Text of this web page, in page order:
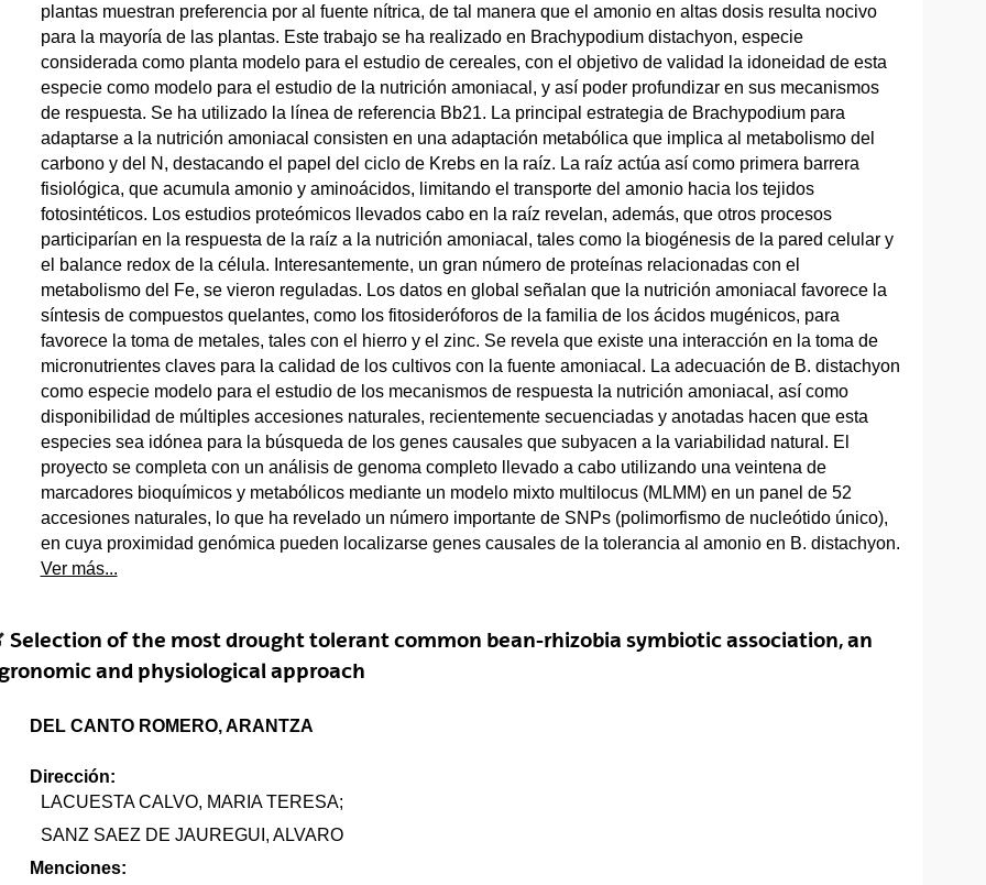
plantas muestran preferencia por al fuente nítrica, de tal manera que el amonio en altas dosis resulta nocivo
para la mayoría de las plantas. Este trabajo se ha realizado en Brachypodium distachyon, especie
considerada como planta modelo para el estudio de cereales, con el objetivo de validad la idoneidad de esta
especie como modelo para el estudio de la nutrición amoniacal, y así poder profundizar en sus mecanismos
de respuesta. Se ha utilizado la línea de referencia Bb21. La principal estrategia de Brachypodium para
adaptarse a la nutrición amoniacal consisten en una adaptación metabólica que implica al metabolismo del
carbono y del N, destacando el papel del ciclo de Krebs en la raíz. La raíz actúa así como primera barrera
fisiológica, que acumula amonio y aminoácidos, limitando el transporte del amonio hacia los tejidos
fotosintéticos. Los estudios proteómicos llevados cabo en la raíz revelan, además, que otros procesos
participarían en la respuesta de la raíz a la nutrición amoniacal, tales como la biogénesis de la pared celular y
el balance redox de la célula. Interesantemente, un gran número de proteínas relacionadas con el
metabolismo del Fe, se vieron reguladas. Los datos en global señalan que la nutrición amoniacal favorece la
síntesis de compuestos quelantes, como los fitosideróforos de la familia de los ácidos mugénicos, para
favorece la toma de metales, tales con el hierro y el zinc. Se revela que existe una interacción en la toma de
micronutrientes claves para la calidad de los cultivos con la fuente amoniacal. La adecuación de B. distachyon
como especie modelo para el estudio de los mecanismos de respuesta la nutrición amoniacal, así como
disponibilidad de múltiples accesiones naturales, recientemente secuenciadas y anotadas hacen que esta
especies sea idónea para la búsqueda de los genes causales que subyacen a la variabilidad natural. El
proyecto se completa con un análisis de genoma completo llevado a cabo utilizando una veintena de
marcadores bioquímicos y metabólicos mediante un modelo mixto multilocus (MLMM) en un panel de 52
accesiones naturales, lo que ha revelado un número importante de SNPs (polimorfismo de nucleótido único),
en cuya proximidad genómica pueden localizarse genes causales de la tolerancia al amonio en B. distachyon.
Ver más...
Selection of the most drought tolerant common bean-rhizobia symbiotic association, an
and physiological approach
DEL CANTO ROMERO, ARANTZA
Dirección:
LACUESTA CALVO, MARIA TERESA;
SANZ SAEZ DE JAUREGUI, ALVARO
Menciones: